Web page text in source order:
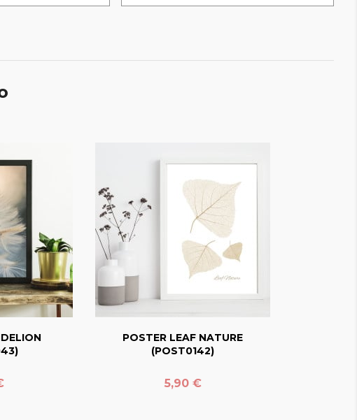
favorite_border favorite_border
POSTER LEAF NATURE
(POST0142)
Prix
5,90 €